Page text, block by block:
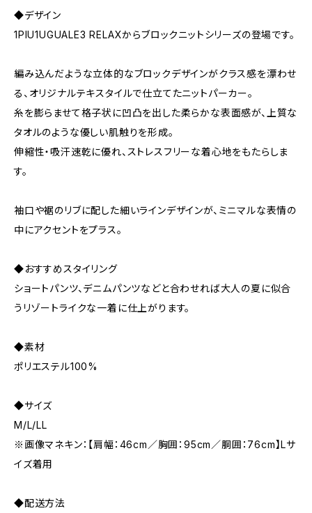
◆デザイン
1PIU1UGUALE3 RELAXからブロックニットシリーズの登場です。
編み込んだような立体的なブロックデザインがクラス感を漂わせ
る、オリジナルテキスタイルで仕立てたニットパーカー。
糸を膨らませて格子状に凹凸を出した柔らかな表面感が、上質な
タオルのような優しい肌触りを形成。
伸縮性・吸汗速乾に優れ、ストレスフリーな着心地をもたらしま
す。
袖口や裾のリブに配した細いラインデザインが、ミニマルな表情の
中にアクセントをプラス。
◆おすすめスタイリング
ショートパンツ、デニムパンツなどと合わせれば大人の夏に似合
うリゾートライクな一着に仕上がります。
◆素材
ポリエステル100%
◆サイズ
M/L/LL
※画像マネキン：【肩幅：46cm／胸囲：95cm／胴囲：76cm】Lサ
イズ着用
◆配送方法